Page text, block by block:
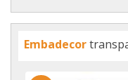
Embadecor